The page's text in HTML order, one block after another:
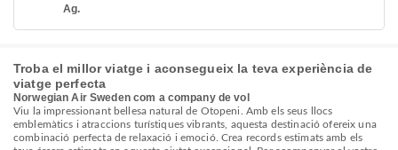
Ag.
Troba el millor viatge i aconsegueix la teva experiència de
viatge perfecta
Norwegian Air Sweden com a company de vol
Viu la impressionant bellesa natural de Otopeni. Amb els seus llocs
emblemàtics i atraccions turístiques vibrants, aquesta destinació ofereix una
combinació perfecta de relaxació i emoció. Crea records estimats amb els